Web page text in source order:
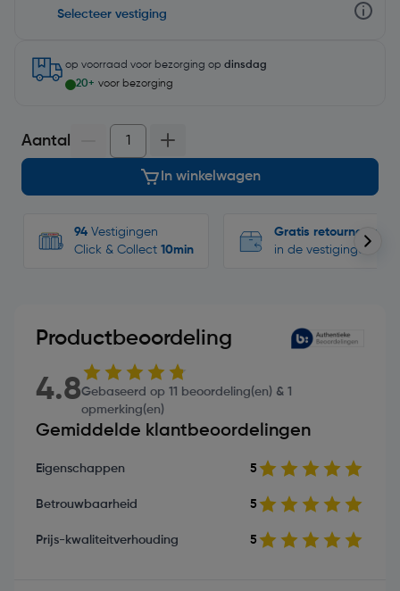
Selecteer vestiging
op voorraad voor bezorging op dinsdag
20+ voor bezorging
Aantal
In winkelwagen
94 Vestigingen
Click & Collect 10min
Gratis retourneren
in de vestigingen
Productbeoordeling
4.8Gebaseerd op 11 beoordeling(en) & 1
opmerking(en)
Gemiddelde klantbeoordelingen
Eigenschappen 5
Betrouwbaarheid 5
Prijs-kwaliteitverhouding 5